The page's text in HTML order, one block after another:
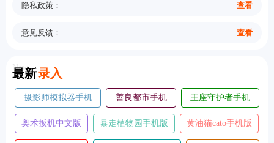
隐私政策： 查看
意见反馈： 查看
最新录入
New
摄影师模拟器手机
版
善良都市手机
版
王座守护者手机
版
奥术扳机中文版
暴走植物园手机版 黄油猫cato手机版